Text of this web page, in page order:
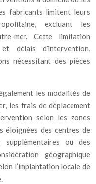
fabricants limitent leurs
excluant les
mer. Cette limitation
délais d’intervention,
nécessitant des pièces
les modalités de
les frais de déplacement
selon les zones
éloignées des centres de
ou des
géographique
l’implantation locale de